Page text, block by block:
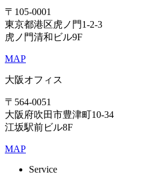
〒105-0001
東京都港区虎ノ門1-2-3
虎ノ門清和ビル9F
MAP
大阪オフィス
〒564-0051
大阪府吹田市豊津町10-34
江坂駅前ビル8F
MAP
Service